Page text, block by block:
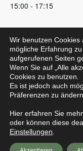
15:00 - 17:15
Jubiläumsfeier
Anglergemeinschaft
Datenschutzerklärung
Impressum
Wir benutzen
mögliche Erfahrung
aufgerufenen Seiten
Wenn Sie auf „Alle
Cookies zu benutzen.
Es ist jedoch auch
Präferenzen zu ändern.
Hier erfahren Sie
oder können diese
Einstellungen